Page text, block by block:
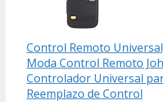
Control Remoto
Moda Control Remoto
Controlador Universal
Reemplazo de Control